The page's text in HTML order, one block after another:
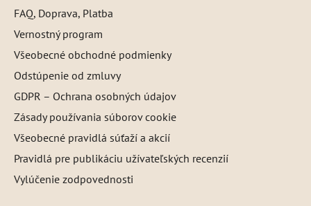
FAQ, Doprava, Platba
Vernostný program
Všeobecné obchodné podmienky
Odstúpenie od zmluvy
GDPR – Ochrana osobných údajov
Zásady používania súborov cookie
Všeobecné pravidlá súťaží a akcií
Pravidlá pre publikáciu užívateľských recenzií
Vylúčenie zodpovednosti